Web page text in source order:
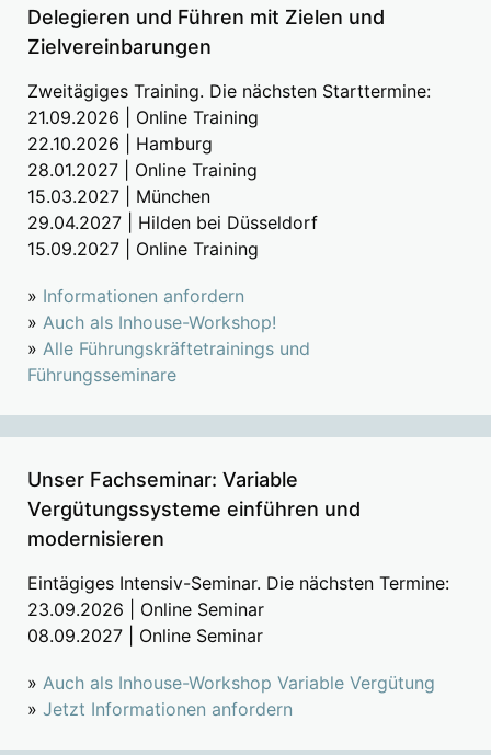
Delegieren und Führen mit Zielen und
Zielvereinbarungen
Zweitägiges Training. Die nächsten Starttermine:
21.09.2026 | Online Training
22.10.2026 | Hamburg
28.01.2027 | Online Training
15.03.2027 | München
29.04.2027 | Hilden bei Düsseldorf
15.09.2027 | Online Training
» Informationen anfordern
» Auch als Inhouse-Workshop!
» Alle Führungskräftetrainings und
Führungsseminare
Unser Fachseminar: Variable
Vergütungssysteme einführen und
modernisieren
Eintägiges Intensiv-Seminar. Die nächsten Termine:
23.09.2026 | Online Seminar
08.09.2027 | Online Seminar
» Auch als Inhouse-Workshop Variable Vergütung
» Jetzt Informationen anfordern